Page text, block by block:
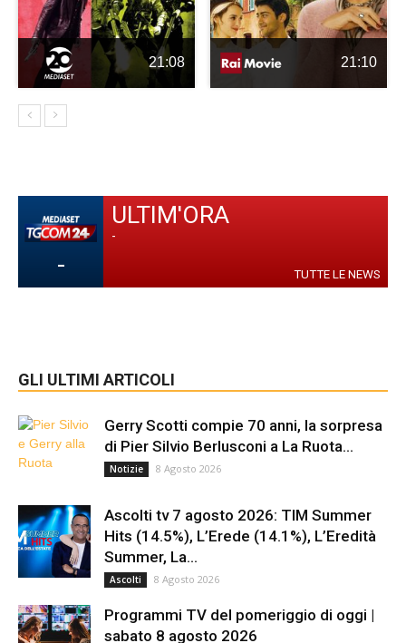
21:08 21:10
-
ULTIM'ORA
-
TUTTE LE NEWS
GLI ULTIMI ARTICOLI
Gerry Scotti compie 70 anni, la sorpresa
di Pier Silvio Berlusconi a La Ruota...
Notizie 8 Agosto 2026
Ascolti tv 7 agosto 2026: TIM Summer
Hits (14.5%), L’Erede (14.1%), L’Eredità
Summer, La...
Ascolti 8 Agosto 2026
Programmi TV del pomeriggio di oggi |
sabato 8 agosto 2026